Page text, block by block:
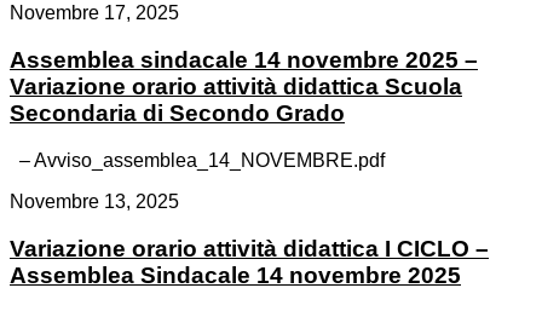
Novembre 17, 2025
Assemblea sindacale 14 novembre 2025 –
Variazione orario attività didattica Scuola
Secondaria di Secondo Grado
– Avviso_assemblea_14_NOVEMBRE.pdf
Novembre 13, 2025
Variazione orario attività didattica I CICLO –
Assemblea Sindacale 14 novembre 2025